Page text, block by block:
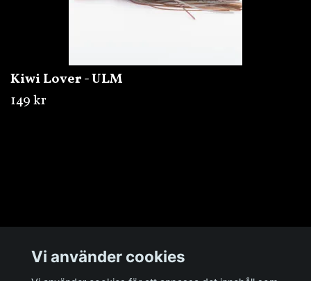
Kiwi Lover - ULM
149 kr
Vi använder cookies